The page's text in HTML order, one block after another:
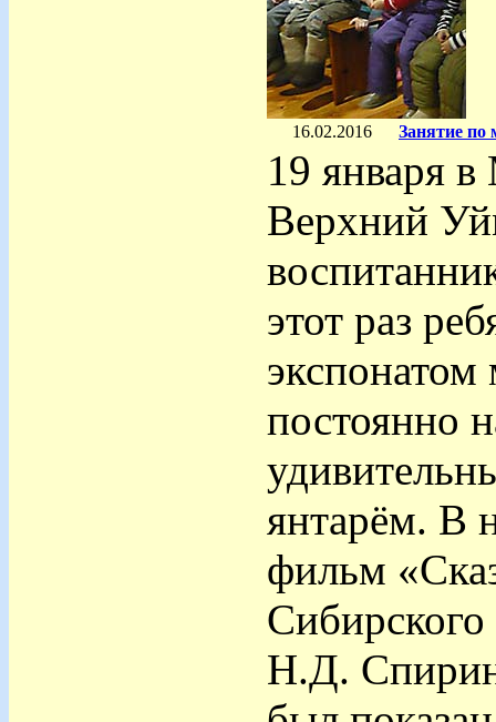
16.02.2016 Занятие
19 января
Верхний
этот раз
экспонатом
постоянно
янтарём. В
фильм
Сибирского
Н.Д.